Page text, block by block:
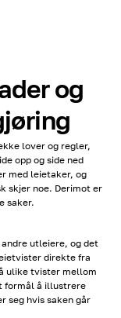
og
lover og regler,
opp og side ned
med leietaker, og
skjer noe. Derimot er
saker.
utleiere, og det
direkte fra
ulike tvister mellom
formål å illustrere
seg hvis saken går